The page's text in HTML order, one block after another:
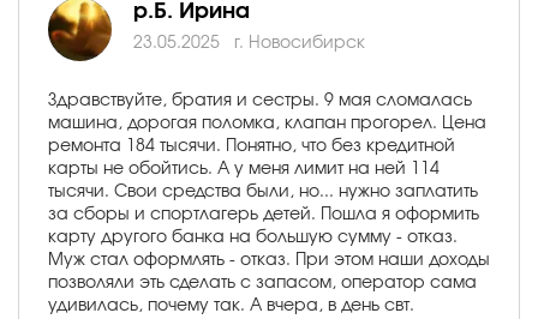
р.Б. Ирина
23.05.2025 г. Новосибирск
Здравствуйте, братия и сестры. 9 мая сломалась
машина, дорогая поломка, клапан прогорел. Цена
ремонта 184 тысячи. Понятно, что без кредитной
карты не обойтись. А у меня лимит на ней 114
тысячи. Свои средства были, но... нужно заплатить
за сборы и спортлагерь детей. Пошла я оформить
карту другого банка на большую сумму - отказ.
Муж стал оформлять - отказ. При этом наши доходы
позволяли эть сделать с запасом, оператор сама
удивилась, почему так. А вчера, в день свт.